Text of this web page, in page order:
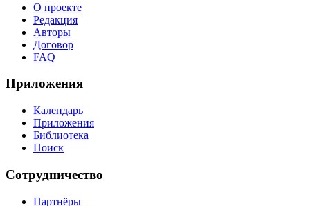
О проекте
Редакция
Авторы
Договор
FAQ
Приложения
Календарь
Приложения
Библиотека
Поиск
Сотрудничество
Партнёры